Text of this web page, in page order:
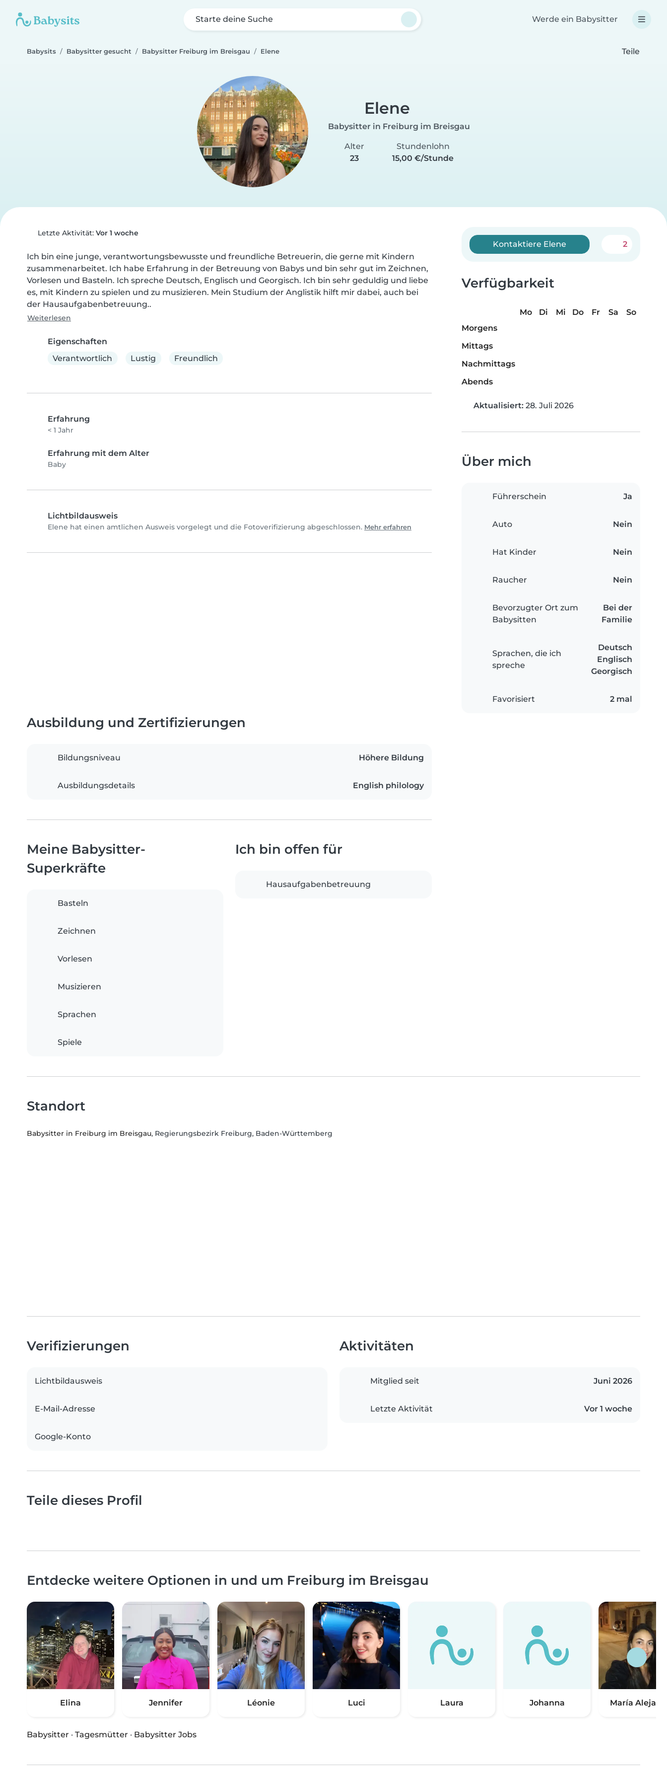
Starte deine Suche Werde ein Babysitter
Babysits Babysitter gesucht Babysitter Freiburg im Breisgau Elene Teile
Elene
Babysitter in Freiburg im Breisgau
Alter
23
Stundenlohn
15,00 €/Stunde
Letzte Aktivität: Vor 1 woche
Ich bin eine junge, verantwortungsbewusste und freundliche Betreuerin, die gerne mit Kindern
zusammenarbeitet. Ich habe Erfahrung in der Betreuung von Babys und bin sehr gut im Zeichnen,
Vorlesen und Basteln. Ich spreche Deutsch, Englisch und Georgisch. Ich bin sehr geduldig und liebe
es, mit Kindern zu spielen und zu musizieren. Mein Studium der Anglistik hilft mir dabei, auch bei
der Hausaufgabenbetreuung..
Weiterlesen
Eigenschaften
Verantwortlich
Lustig Freundlich
Erfahrung
< 1 Jahr
Erfahrung mit dem Alter
Baby
Lichtbildausweis
Elene hat einen amtlichen Ausweis vorgelegt und die Fotoverifizierung abgeschlossen. Mehr erfahren
Kontaktiere Elene 2
Verfügbarkeit
Mo Di Mi Do Fr Sa
So
Morgens
Mittags
Nachmittags
Abends
Aktualisiert: 28. Juli 2026
Über mich
Führerschein Ja
Auto Nein
Hat Kinder Nein
Raucher Nein
Bevorzugter Ort zum
Babysitten
Bei der
Familie
Sprachen, die ich
spreche
Deutsch
Englisch
Georgisch
Favorisiert 2 mal
Ausbildung und Zertifizierungen
Bildungsniveau Höhere Bildung
Ausbildungsdetails English philology
Meine Babysitter-
Superkräfte
Basteln
Zeichnen
Vorlesen
Musizieren
Sprachen
Spiele
Ich bin offen für
Hausaufgabenbetreuung
Standort
Babysitter in Freiburg im Breisgau, Regierungsbezirk Freiburg, Baden-Württemberg
Verifizierungen
Lichtbildausweis
E-Mail-Adresse
Google-Konto
Aktivitäten
Mitglied seit Juni 2026
Letzte Aktivität Vor 1 woche
Teile dieses Profil
Entdecke weitere Optionen in und um Freiburg im Breisgau
Elina Jennifer Léonie Luci Laura Johanna María
Babysitter · Tagesmütter · Babysitter Jobs